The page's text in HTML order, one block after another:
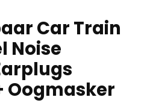
Car Train
Noise
Oogmasker